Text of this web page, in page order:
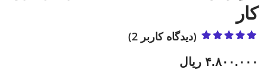
کار
مشتری
(دیدگاه کاربر 2
)
۴.۸۰۰.۰۰۰ ریال